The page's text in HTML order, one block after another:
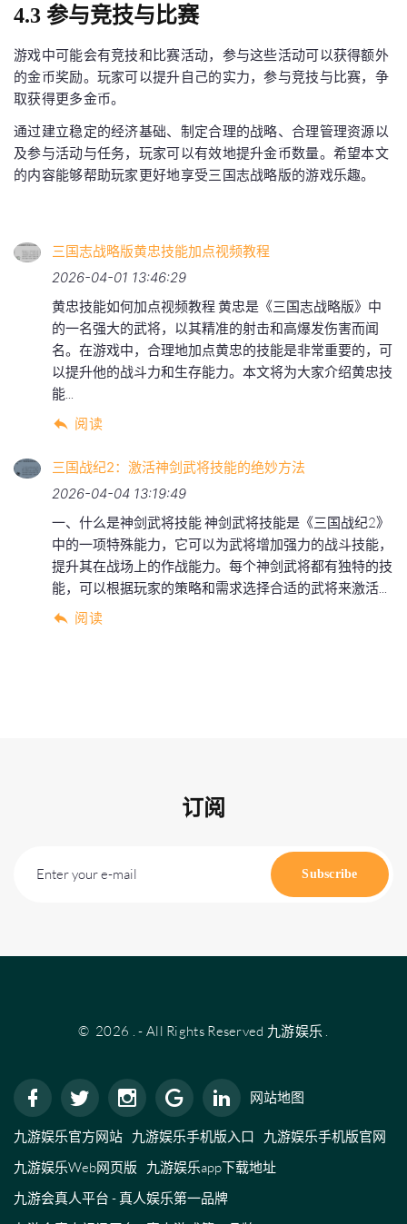
4.3 参与竞技与比赛
游戏中可能会有竞技和比赛活动，参与这些活动可以获得额外
的金币奖励。玩家可以提升自己的实力，参与竞技与比赛，争
取获得更多金币。
通过建立稳定的经济基础、制定合理的战略、合理管理资源以
及参与活动与任务，玩家可以有效地提升金币数量。希望本文
的内容能够帮助玩家更好地享受三国志战略版的游戏乐趣。
三国志战略版黄忠技能加点视频教程
2026-04-01 13:46:29
黄忠技能如何加点视频教程 黄忠是《三国志战略版》中
的一名强大的武将，以其精准的射击和高爆发伤害而闻
名。在游戏中，合理地加点黄忠的技能是非常重要的，可
以提升他的战斗力和生存能力。本文将为大家介绍黄忠技
能...
阅读
三国战纪2：激活神剑武将技能的绝妙方法
2026-04-04 13:19:49
一、什么是神剑武将技能 神剑武将技能是《三国战纪2》
中的一项特殊能力，它可以为武将增加强力的战斗技能，
提升其在战场上的作战能力。每个神剑武将都有独特的技
能，可以根据玩家的策略和需求选择合适的武将来激活...
阅读
订阅
Enter your e-mail Subscribe
© 2026 .- All Rights Reserved 九游娱乐 .
网站地图
九游娱乐官方网站 九游娱乐手机版入口
九游娱乐手机版官网
九游娱乐Web网页版
九游娱乐app下载地址
九游会真人平台 - 真人娱乐第一品牌